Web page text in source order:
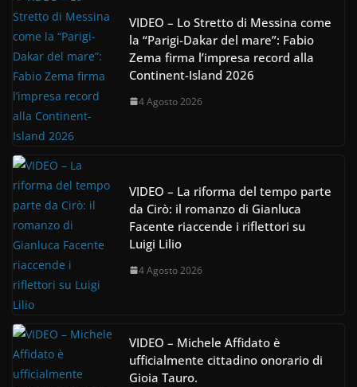
VIDEO – Lo Stretto di Messina come
la “Parigi-Dakar del mare”: Fabio
Zema firma l’impresa record alla
Continent-Island 2026
4 Agosto 2026
VIDEO – La riforma del tempo parte
da Cirò: il romanzo di Gianluca
Facente riaccende i riflettori su
Luigi Lilio
4 Agosto 2026
VIDEO – Michele Affidato è
ufficialmente cittadino onorario di
Gioia Tauro.